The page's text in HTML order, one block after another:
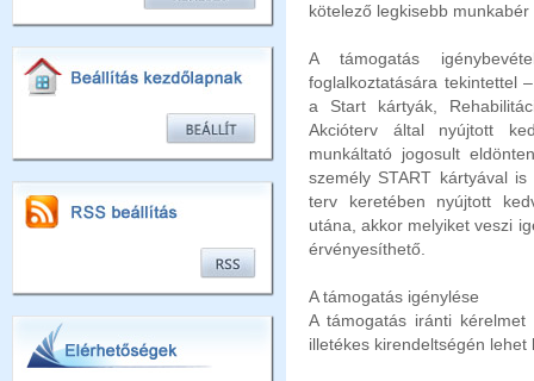
kötelező legkisebb munkabér
A támogatás
foglalkoztatására tekintettel
a Start kártyák,
Akcióterv által nyújtott
munkáltató jogosult
személy START kártyával
terv keretében nyújtott
utána, akkor melyiket veszi
érvényesíthető.
A támogatás igénylése
A támogatás iránti
illetékes kirendeltségén lehet